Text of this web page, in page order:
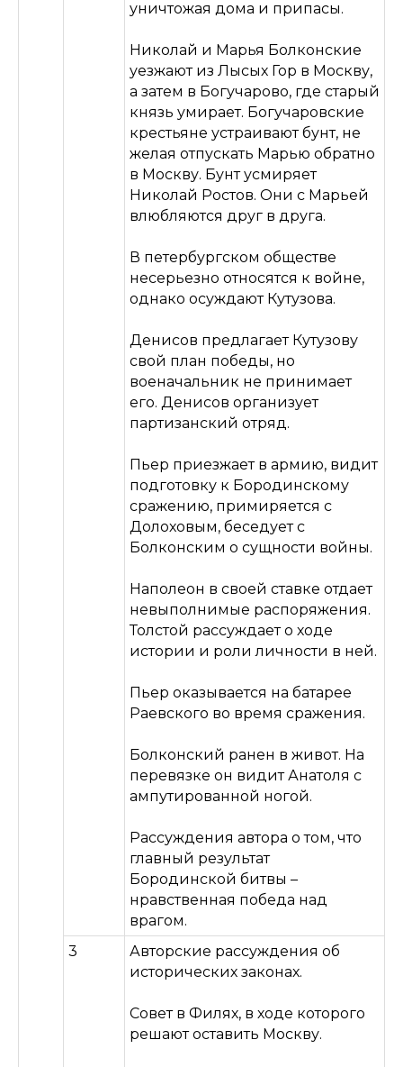
уничтожая дома и припасы.
Николай и Марья Болконские
уезжают из Лысых Гор в Москву,
а затем в Богучарово, где старый
князь умирает. Богучаровские
крестьяне устраивают бунт, не
желая отпускать Марью обратно
в Москву. Бунт усмиряет
Николай Ростов. Они с Марьей
влюбляются друг в друга.
В петербургском обществе
несерьезно относятся к войне,
однако осуждают Кутузова.
Денисов предлагает Кутузову
свой план победы, но
военачальник не принимает
его. Денисов организует
партизанский отряд.
Пьер приезжает в армию, видит
подготовку к Бородинскому
сражению, примиряется с
Долоховым, беседует с
Болконским о сущности войны.
Наполеон в своей ставке отдает
невыполнимые распоряжения.
Толстой рассуждает о ходе
истории и роли личности в ней.
Пьер оказывается на батарее
Раевского во время сражения.
Болконский ранен в живот. На
перевязке он видит Анатоля с
ампутированной ногой.
Рассуждения автора о том, что
главный результат
Бородинской битвы –
нравственная победа над
врагом.
3
Авторские рассуждения об
исторических законах.
Совет в Филях, в ходе которого
решают оставить Москву.
БЕСПЛАТНЫЕ УРОКИ
ПО ЛИТЕРАТУРЕ
БЕСПЛАТНЫЕ УРОКИ
ПО РУССКОМУ ЯЗЫКУ
Отличная возможность
познакомиться с нашей
Отличная возможность
познакомиться с нашей
Смотреть бесплатные уроки
Заглядывай на TikTok
YouTube
КОНТАКТЫ